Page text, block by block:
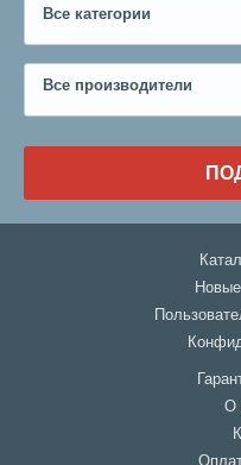
Все категории
Все производители
О